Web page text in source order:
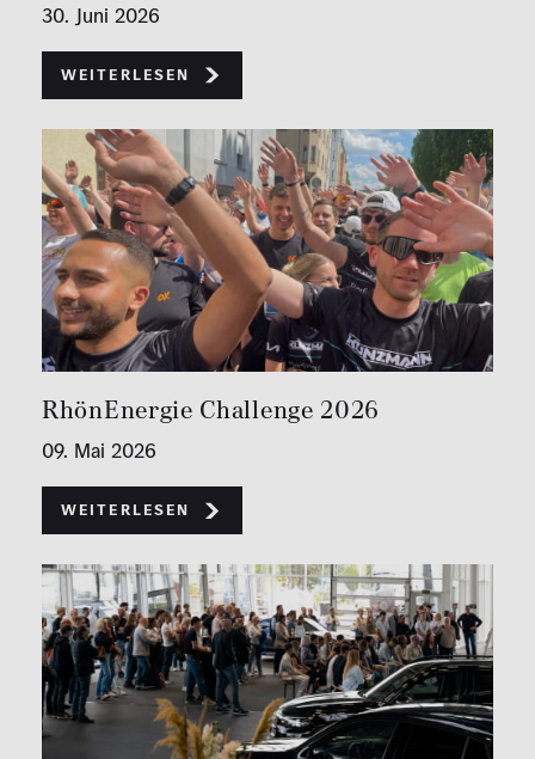
30. Juni 2026
Weiterlesen
RhönEnergie Challenge 2026
09. Mai 2026
Weiterlesen